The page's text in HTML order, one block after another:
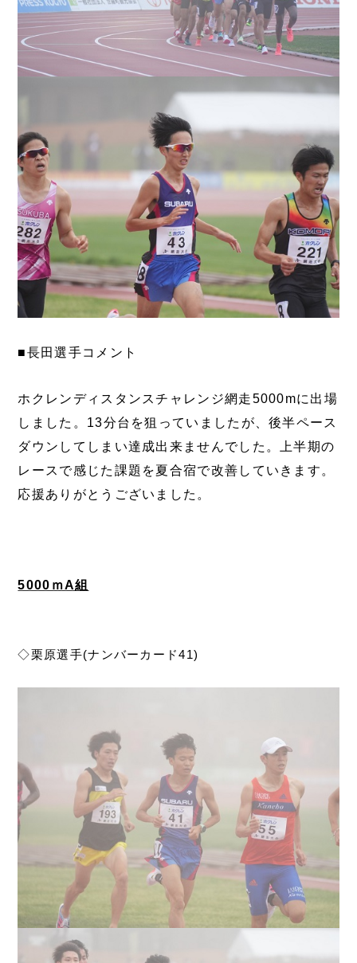
■長田選手コメント
ホクレンディスタンスチャレンジ網走5000mに出場
しました。13分台を狙っていましたが、後半ペース
ダウンしてしまい達成出来ませんでした。上半期の
レースで感じた課題を夏合宿で改善していきます。
応援ありがとうございました。
5000ｍA組
◇栗原選手(ナンバーカード41)